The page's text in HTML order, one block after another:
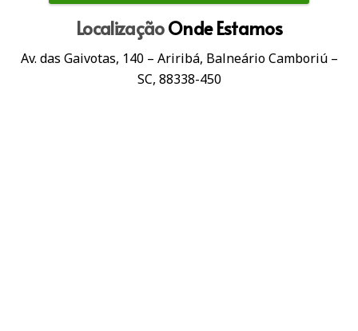
LocalizaçãoOnde Estamos
Av. das Gaivotas, 140 – Ariribá, Balneário Camboriú –
SC, 88338-450